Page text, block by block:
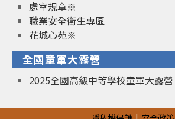
處室規章※
職業安全衛生專區
花城心苑※
全國童軍大露營
2025全國高級中等學校童軍大露營